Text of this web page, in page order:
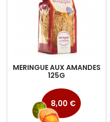
MERINGUE AUX AMANDES
125G
Prix
8,00 €